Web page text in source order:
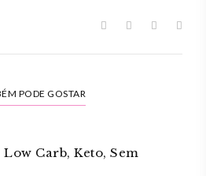
PODE GOSTAR
Carb, Keto, Sem